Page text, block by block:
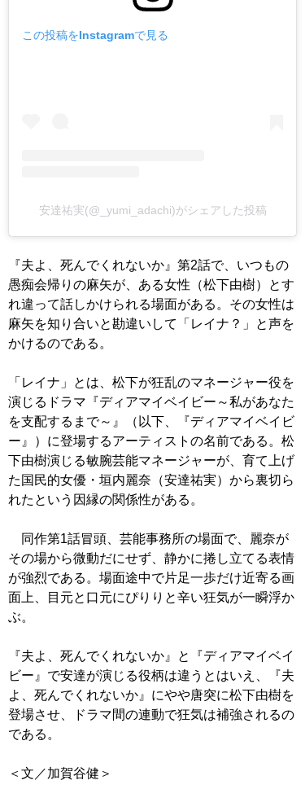
この投稿をInstagramで見る
安達祐実(@_yumi_adachi)がシェアした投稿
『夫よ、死んでくれないか』第2話で、いつもの
愚痴会帰りの麻矢が、ある女性（松下由樹）とす
れ違って話しかけられる場面がある。その女性は
麻矢を知り合いと勘違いして「レイナ？」と声を
かけるのである。
「レイナ」とは、松下が狂乱のマネージャー役を
演じるドラマ『ディアマイベイビー～私があなた
を支配するまで～』（以下、『ディアマイベイビ
ー』）に登場するアーティストの名前である。松
下由樹演じる敏腕芸能マネージャーが、育て上げ
た国民的女優・垣内麗奈（安達祐実）から裏切ら
れたという因縁の関係性がある。
同作第1話冒頭、芸能事務所の場面で、麗奈が
その場から微動だにせず、静かに捲し立てる表情
が強烈である。場面途中で片足一歩だけ近寄る画
面上、目元と口元にぴりりと辛い狂気が一瞬浮か
ぶ。
『夫よ、死んでくれないか』と『ディアマイベイ
ビー』で安達が演じる役柄は違うとはいえ、『夫
よ、死んでくれないか』にやや唐突に松下由樹を
登場させ、ドラマ間の連動で狂気は補強されるの
である。
＜文／加賀谷健＞